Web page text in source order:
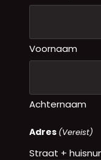
Voornaam
Achternaam
Adres (Vereist)
Straat +